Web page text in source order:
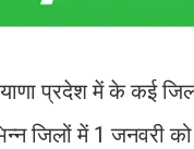
प्रदेश में के कई
जिलों में 1 जनवरी